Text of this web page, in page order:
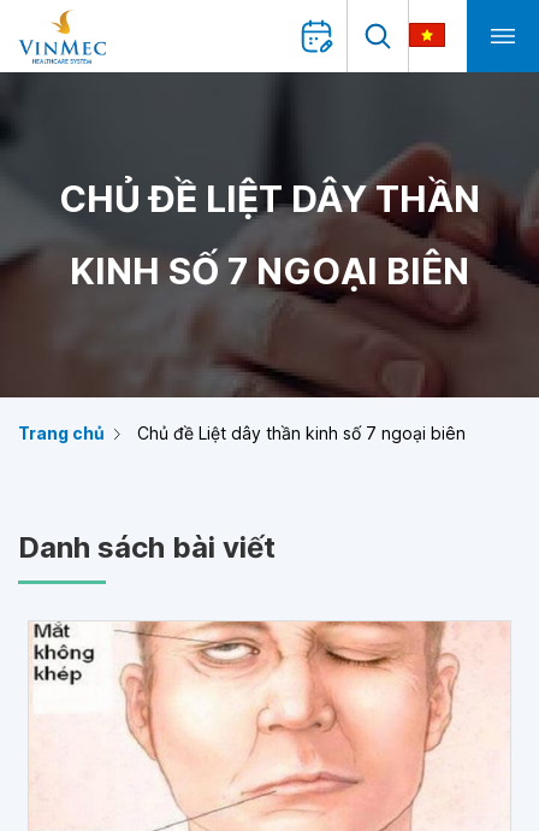
CHỦ ĐỀ LIỆT DÂY THẦN
KINH SỐ 7 NGOẠI BIÊN
Trang chủ Chủ đề Liệt dây thần kinh số 7 ngoại biên
Danh sách bài viết